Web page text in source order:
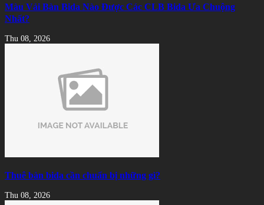
Màu Vải Bàn Bida Nào Được Các CLB Bida Ưa Chuộng
Nhất?
Thu 08, 2026
Thuê bàn bida cần chuẩn bị những gì?
Thu 08, 2026